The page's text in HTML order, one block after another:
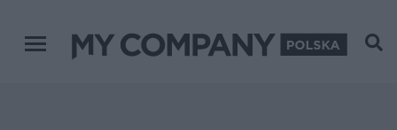
Menu główne